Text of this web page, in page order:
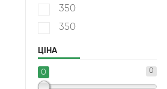
350
350
ЦІНА
0
0